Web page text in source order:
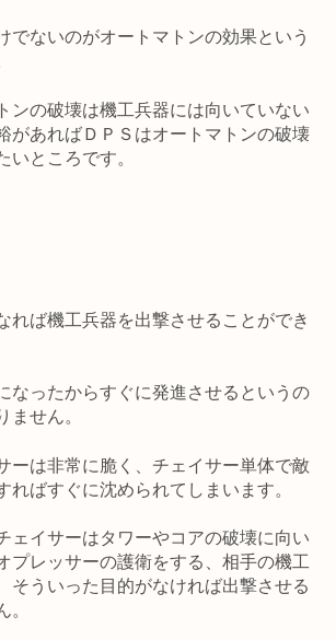
でないのがオートマトンの効果という
ンの破壊は機工兵器には向いていない
があればＤＰＳはオートマトンの破壊
いところです。
れば機工兵器を出撃させることができ
なったからすぐに発進させるというの
ません。
ーは非常に脆く、チェイサー単体で敵
ればすぐに沈められてしまいます。
ェイサーはタワーやコアの破壊に向い
プレッサーの護衛をする、相手の機工
そういった目的がなければ出撃させる
。